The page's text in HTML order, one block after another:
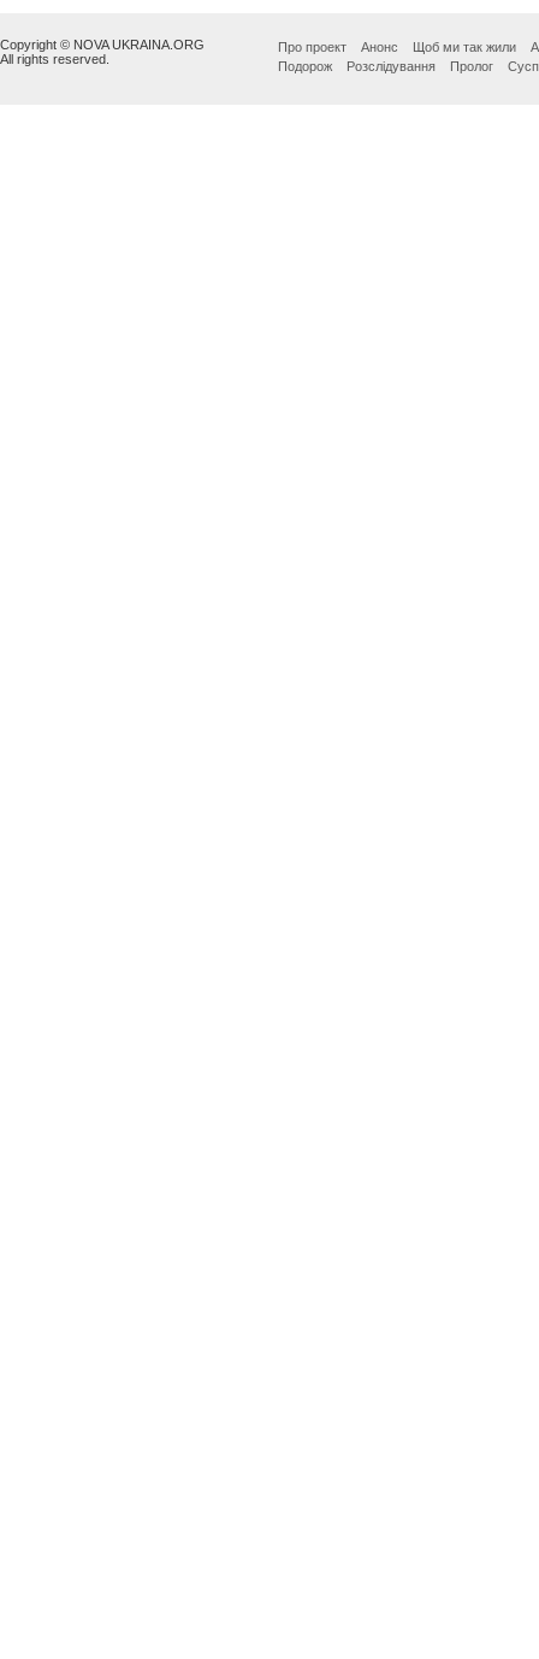
Copyright © NOVA UKRAINA.ORG
All rights reserved.
Про проект Анонс Щоб ми так жили
Подорож
Розслідування Пролог